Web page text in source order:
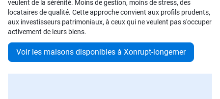
veulent de la sérénité. Moins de gestion, moins de stress, des
locataires de qualité. Cette approche convient aux profils prudents,
aux investisseurs patrimoniaux, à ceux qui ne veulent pas s'occuper
activement de leurs biens.
Voir les maisons disponibles à Xonrupt-longemer